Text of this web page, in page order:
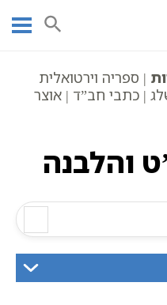
| ספריה וירטואלית
| כתבי חב”ד | אוצר
והלבנה